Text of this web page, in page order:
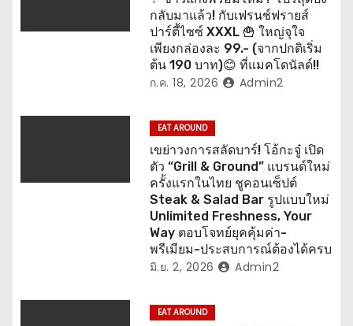
กลับมาแล้ว! กับเฟรนช์ฟรายส์
ปาร์ตี้ไซซ์ XXXL 🍟 ใหญ่จุใจ
เพียงกล่องละ 99.- (จากปกติเริ่ม
ต้น 190 บาท)😊 ที่แมคโดนัลด์!!
ก.ค. 18, 2026 Admin2
EAT AROUND
เขย่าวงการสลัดบาร์! โอ้กะจู๋ เปิด
ตัว “Grill & Ground” แบรนด์ใหม่
ครั้งแรกในไทย ชูคอนเซ็ปต์
Steak & Salad Bar รูปแบบใหม่
Unlimited Freshness, Your
Way ตอบโจทย์ยุคคุ้มค่า-
พรีเมียม-ประสบการณ์ต้องได้ครบ
มิ.ย. 2, 2026 Admin2
EAT AROUND